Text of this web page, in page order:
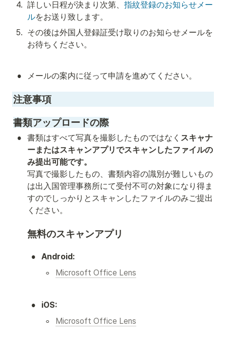
4. 詳しい日程が決まり次第、 指紋登録のお知らせメー
ルをお送り致します。
5. その後は外国人登録証受け取りのお知らせメールを
お待ちください。
• メールの案内に従って申請を進めてください。
注意事項
書類アップロードの際
• 書類はすべて写真を撮影したものではなく スキャナ
ーまたはスキャンアプリでスキャンしたファイルの
み提出可能です。
写真で撮影したもの、書類内容の識別が難しいもの
は出入国管理事務所にて受付不可の対象になり得ま
すのでしっかりとスキャンしたファイルのみご提出
ください。
無料のスキャンアプリ
• Android:
◦ Microsoft Office Lens
• iOS:
◦ Microsoft Office Lens